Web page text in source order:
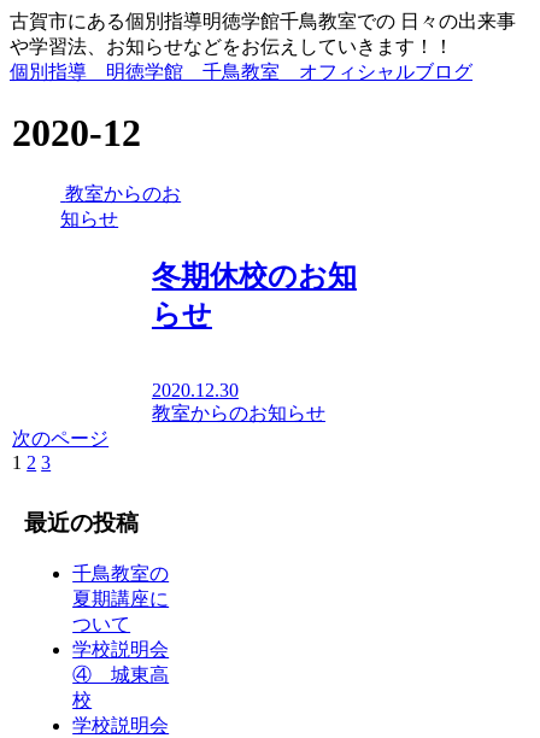
古賀市にある個別指導明徳学館千鳥教室での 日々の出来事
や学習法、お知らせなどをお伝えしていきます！！
個別指導 明徳学館 千鳥教室 オフィシャルブログ
2020-12
教室からのお
知らせ
冬期休校のお知
らせ
2020.12.30
教室からのお知らせ
次のページ
1 2 3
最近の投稿
千鳥教室の
夏期講座に
ついて
学校説明会
④ 城東高
校
学校説明会